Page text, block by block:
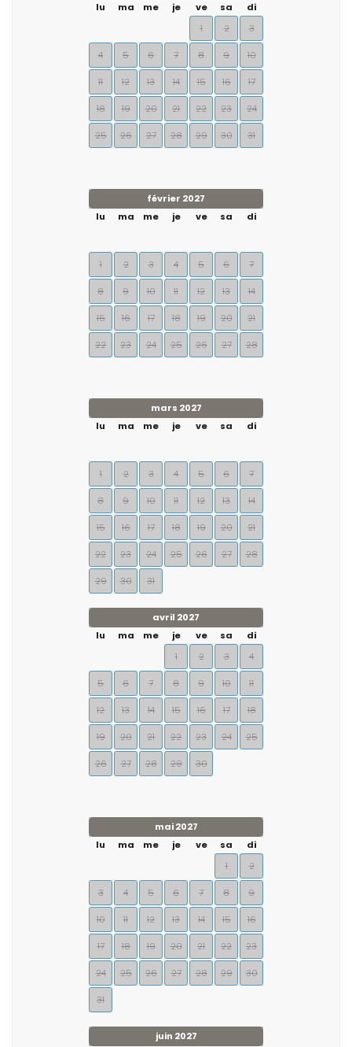
lu
ma me je ve sa
di
1
2 3
4 5 6 7 8 9 10
11 12 13 14 15 16 17
18 19 20 21 22 23 24
25 26 27 28 29 30 31
février 2027
lu
ma me je ve sa di
1 2 3 4 5 6 7
8 9 10 11 12 13 14
15 16 17 18 19 20 21
22 23 24 25 26 27 28
mars 2027
lu
ma me je ve sa di
1 2 3 4 5 6 7
8 9 10 11 12 13 14
15 16 17 18 19 20 21
22 23 24 25 26 27 28
29 30 31
avril 2027
lu
ma me je ve sa
di
1
2 3 4
5 6 7 8 9 10 11
12 13 14 15 16 17 18
19 20 21 22 23 24 25
26 27 28 29 30
mai 2027
lu
ma me je ve sa
di
1
2
3 4 5 6 7 8 9
10 11 12 13 14 15 16
17 18 19 20 21 22 23
24 25 26 27 28 29 30
31
juin 2027